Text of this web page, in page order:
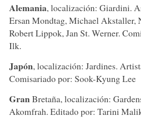
Alemania, localización: Giardini.
Ersan Mondtag, Michael Akstaller,
Robert Lippok, Jan St. Werner.
Ilk.
Japón, localización: Jardines.
Comisariado por: Sook-Kyung Lee
GranBretaña, localización:
Akomfrah. Editado por: Tarini